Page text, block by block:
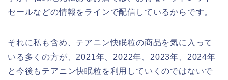
セールなどの情報をラインで配信しているからです。
それに私も含め、テアニン快眠粒の商品を気に入って
いる多くの方が、2021年、2022年、2023年、2024年
と今後もテアニン快眠粒を利用していくのではないで